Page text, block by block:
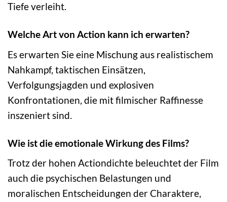
Tiefe verleiht.
Welche Art von Action kann ich erwarten?
Es erwarten Sie eine Mischung aus realistischem
Nahkampf, taktischen Einsätzen,
Verfolgungsjagden und explosiven
Konfrontationen, die mit filmischer Raffinesse
inszeniert sind.
Wie ist die emotionale Wirkung des Films?
Trotz der hohen Actiondichte beleuchtet der Film
auch die psychischen Belastungen und
moralischen Entscheidungen der Charaktere,